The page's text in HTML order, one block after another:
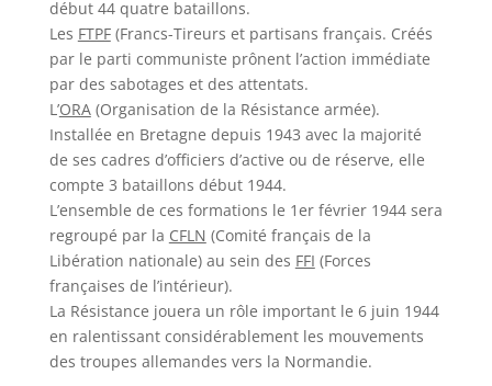
début 44 quatre bataillons.
Les FTPF(Francs-Tireurs et partisans français. Créés
par le parti communiste prônent l’action immédiate
par des sabotages et des attentats.
L’ORA(Organisation de la Résistance armée).
Installée en Bretagne depuis 1943 avec la majorité
de ses cadres d’officiers d’active ou de réserve, elle
compte 3 bataillons début 1944.
L’ensemble de ces formations le 1er février 1944 sera
regroupé par la CFLN (Comité français de la
Libération nationale) au sein des FFI (Forces
françaises de l’intérieur).
La Résistance jouera un rôle important le 6 juin 1944
en ralentissant considérablement les mouvements
des troupes allemandes vers la Normandie.